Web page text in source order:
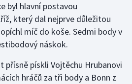
byl hlavní postavou
který dal nejprve důležitou
míč do koše. Sedmi body v
náskok.
přísně pískli Vojtěchu Hrubanovi
hráčů za tři body a Bonn z